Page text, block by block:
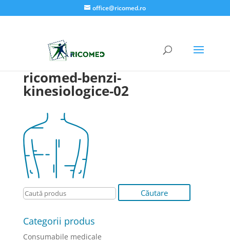
office@ricomed.ro
ricomed-benzi-
kinesiologice-02
Categorii produs
Consumabile medicale